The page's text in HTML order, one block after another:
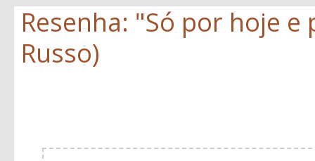
Resenha: "Só por hoje
Russo)